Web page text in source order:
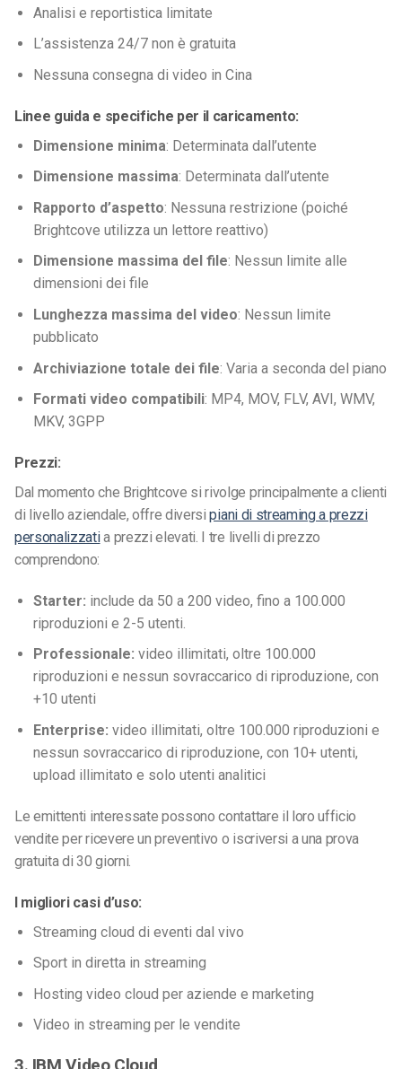
Analisi e reportistica limitate
L’assistenza 24/7 non è gratuita
Nessuna consegna di video in Cina
Linee guida e specifiche per il caricamento:
Dimensione minima: Determinata dall’utente
Dimensione massima: Determinata dall’utente
Rapporto d’aspetto: Nessuna restrizione (poiché
Brightcove utilizza un lettore reattivo)
Dimensione massima del file: Nessun limite alle
dimensioni dei file
Lunghezza massima del video: Nessun limite
pubblicato
Archiviazione totale dei file: Varia a seconda del piano
Formati video compatibili: MP4, MOV, FLV, AVI, WMV,
MKV, 3GPP
Prezzi:
Dal momento che Brightcove si rivolge principalmente a clienti
di livello aziendale, offre diversipiani di streaming a prezzi
personalizzatia prezzi elevati. I tre livelli di prezzo
comprendono:
Starter: include da 50 a 200 video, fino a 100.000
riproduzioni e 2-5 utenti.
Professionale: video illimitati, oltre 100.000
riproduzioni e nessun sovraccarico di riproduzione, con
+10 utenti
Enterprise: video illimitati, oltre 100.000 riproduzioni e
nessun sovraccarico di riproduzione, con 10+ utenti,
upload illimitato e solo utenti analitici
Le emittenti interessate possono contattare il loro ufficio
vendite per ricevere un preventivo o iscriversi a una prova
gratuita di 30 giorni.
I migliori casi d’uso:
Streaming cloud di eventi dal vivo
Sport in diretta in streaming
Hosting video cloud per aziende e marketing
Video in streaming per le vendite